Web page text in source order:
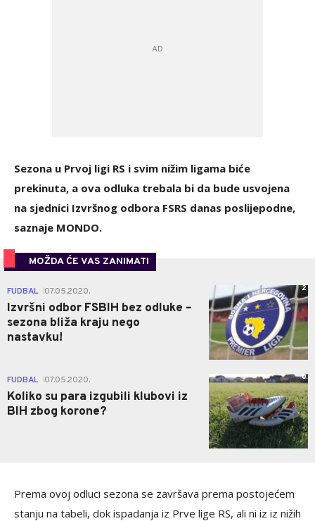
Sezona u Prvoj ligi RS i svim nižim ligama biće
prekinuta, a ova odluka trebala bi da bude usvojena
na sjednici Izvršnog odbora FSRS danas poslijepodne,
saznaje MONDO.
MOŽDA ĆE VAS ZANIMATI
FUDBAL 07.05.2020.
Izvršni odbor FSBIH bez odluke –
sezona bliža kraju nego
nastavku!
2
FUDBAL 07.05.2020.
Koliko su para izgubili klubovi iz
BIH zbog korone?
0
Prema ovoj odluci sezona se završava prema postojećem
stanju na tabeli, dok ispadanja iz Prve lige RS, ali ni iz iz nižih